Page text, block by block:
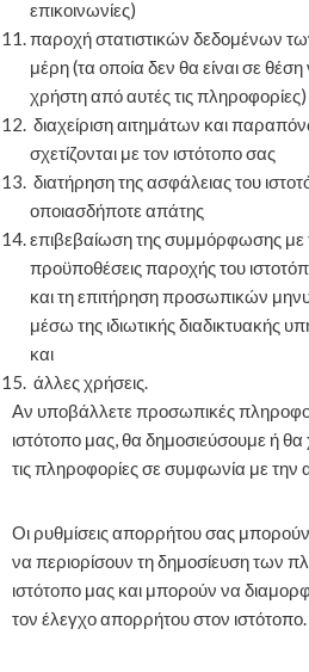
επικοινωνίες)
παροχή στατιστικών δεδομένων
μέρη (τα οποία δεν θα είναι σε
χρήστη από αυτές τις πληροφορίες)
διαχείριση αιτημάτων και
σχετίζονται με τον ιστότοπο σας
διατήρηση της ασφάλειας του
οποιασδήποτε απάτης
επιβεβαίωση της συμμόρφωσης με
προϋποθέσεις παροχής του
και τη επιτήρηση προσωπικών
μέσω της ιδιωτικής διαδικτυακής
και
άλλες χρήσεις.
Αν υποβάλλετε προσωπικές
ιστότοπο μας, θα δημοσιεύσουμε ή
τις πληροφορίες σε συμφωνία με την
Οι ρυθμίσεις απορρήτου σας
να περιορίσουν τη δημοσίευση των
ιστότοπο μας και μπορούν να
τον έλεγχο απορρήτου στον ιστότοπο.